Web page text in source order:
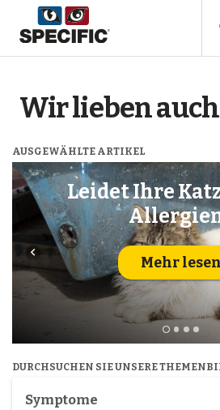
Wir lieben
AUSGEWÄHLTE ARTIKEL
Leidet Ihre
Mehr lesen
navigate_before
DURCHSUCHEN SIE UNSERE
Symptome